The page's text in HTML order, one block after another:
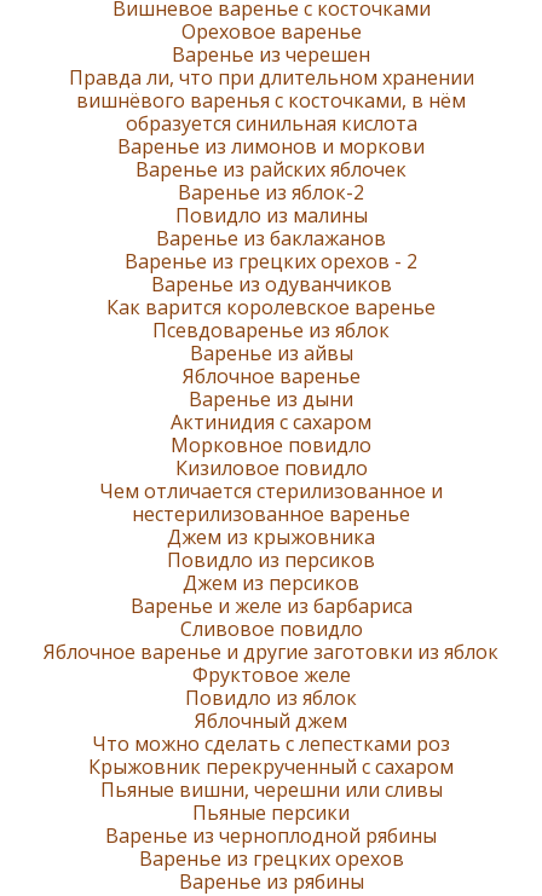
Вишневое варенье с косточками
Ореховое варенье
Варенье из черешен
Правда ли, что при длительном хранении
вишнёвого варенья с косточками, в нём
образуется синильная кислота
Варенье из лимонов и моркови
Варенье из райских яблочек
Варенье из яблок-2
Повидло из малины
Варенье из баклажанов
Варенье из грецких орехов - 2
Варенье из одуванчиков
Как варится королевское варенье
Псевдоваренье из яблок
Варенье из айвы
Яблочное варенье
Варенье из дыни
Актинидия с сахаром
Морковное повидло
Кизиловое повидло
Чем отличается стерилизованное и
нестерилизованное варенье
Джем из крыжовника
Повидло из персиков
Джем из персиков
Варенье и желе из барбариса
Сливовое повидло
Яблочное варенье и другие заготовки из яблок
Фруктовое желе
Повидло из яблок
Яблочный джем
Что можно сделать с лепестками роз
Крыжовник перекрученный с сахаром
Пьяные вишни, черешни или сливы
Пьяные персики
Варенье из черноплодной рябины
Варенье из грецких орехов
Варенье из рябины